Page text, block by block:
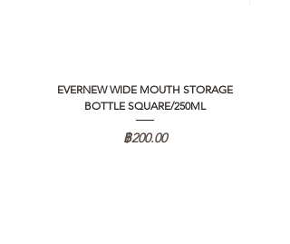
EVERNEW WIDE MOUTH STORAGE
BOTTLE SQUARE/250ML
ราคา
฿200.00